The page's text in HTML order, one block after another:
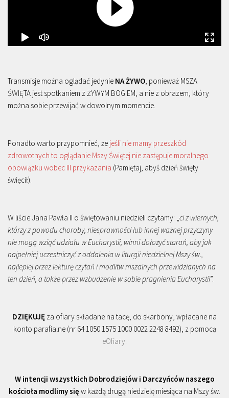
Transmisje można oglądać jedynie NA ŻYWO, ponieważ MSZA
ŚWIĘTA jest spotkaniem z ŻYWYM BOGIEM, a nie z obrazem, który
można sobie przewijać w dowolnym momencie.
Ponadto warto przypomnieć, że jeśli nie mamy przeszkód
zdrowotnych to oglądanie Mszy Świętej nie zastępuje moralnego
obowiązku wobec III przykazania (Pamiętaj, abyś dzień święty
święcił).
W liście Jana Pawła II o świętowaniu niedzieli czytamy: „ci z wiernych,
którzy z powodu choroby, niesprawności lub innej ważnej przyczyny
nie mogą wziąć udziału w Eucharystii, winni dołożyć starań, aby jak
najpełniej uczestniczyć z oddalenia w liturgii niedzielnej Mszy św.,
najlepiej przez lekturę czytań i modlitw mszalnych przewidzianych na
ten dzień, a także przez wzbudzenie w sobie pragnienia Eucharystii”.
DZIĘKUJĘ za ofiary składane na tacę, do skarbony, wpłacane na
konto parafialne (nr 64 1050 1575 1000 0022 2248 8492), z pomocą
eOfiary.
W intencji wszystkich Dobrodziejów i Darczyńców naszego
kościoła modlimy się w każdą drugą niedzielę miesiąca na Mszy św.